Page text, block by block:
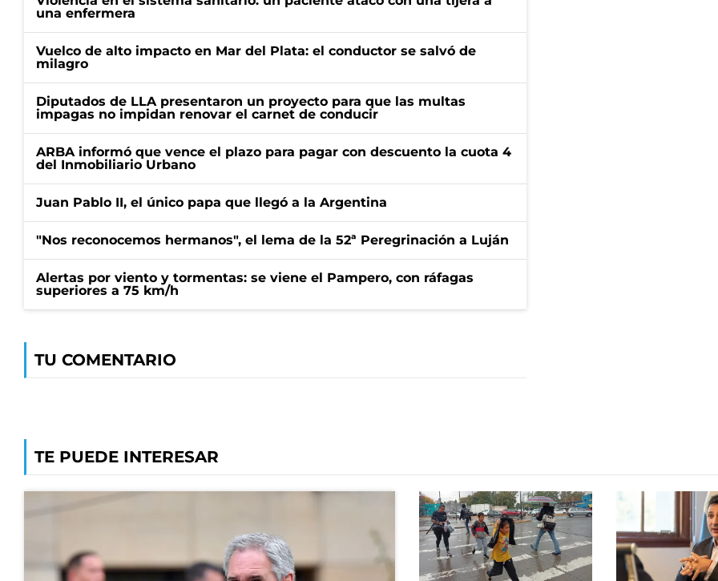
una enfermera
Vuelco de alto impacto en Mar del Plata: el conductor se salvó de
milagro
Diputados de LLA presentaron un proyecto para que las multas
impagas no impidan renovar el carnet de conducir
ARBA informó que vence el plazo para pagar con descuento la cuota 4
del Inmobiliario Urbano
Juan Pablo II, el único papa que llegó a la Argentina
"Nos reconocemos hermanos", el lema de la 52ª Peregrinación a Luján
Alertas por viento y tormentas: se viene el Pampero, con ráfagas
superiores a 75 km/h
TU COMENTARIO
TE PUEDE INTERESAR